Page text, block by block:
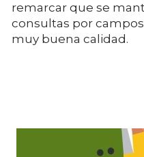
remarcar que se
consultas por
muy buena calidad.